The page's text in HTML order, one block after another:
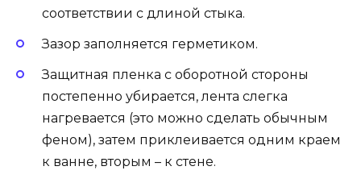
соответствии с длиной стыка.
Зазор заполняется герметиком.
Защитная пленка с оборотной стороны
постепенно убирается, лента слегка
нагревается (это можно сделать обычным
феном), затем приклеивается одним краем
к ванне, вторым – к стене.